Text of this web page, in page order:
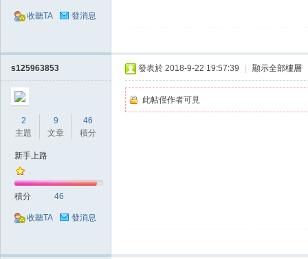
收聽TA 發消息
s125963853
2
主題
9
文章
46
積分
新手上路
積分 46
收聽TA 發消息
發表於 2018-9-22 19:57:39 顯示全部樓層
此帖僅作者可見